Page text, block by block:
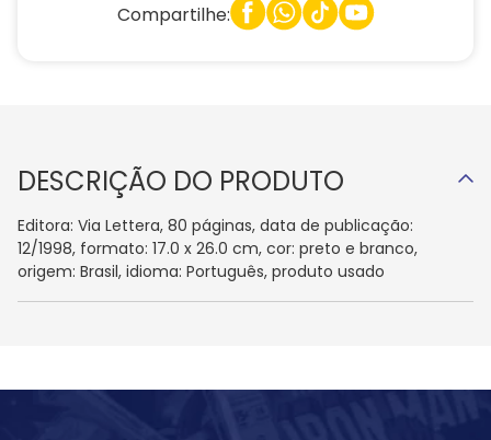
Compartilhe:
DESCRIÇÃO DO PRODUTO
Editora: Via Lettera, 80 páginas, data de publicação:
12/1998, formato: 17.0 x 26.0 cm, cor: preto e branco,
origem: Brasil, idioma: Português, produto usado